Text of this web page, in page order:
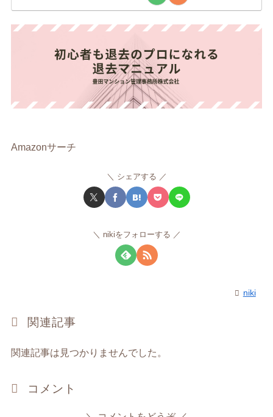
Amazonサーチ
シェアする
nikiをフォローする
niki
関連記事
関連記事は見つかりませんでした。
コメント